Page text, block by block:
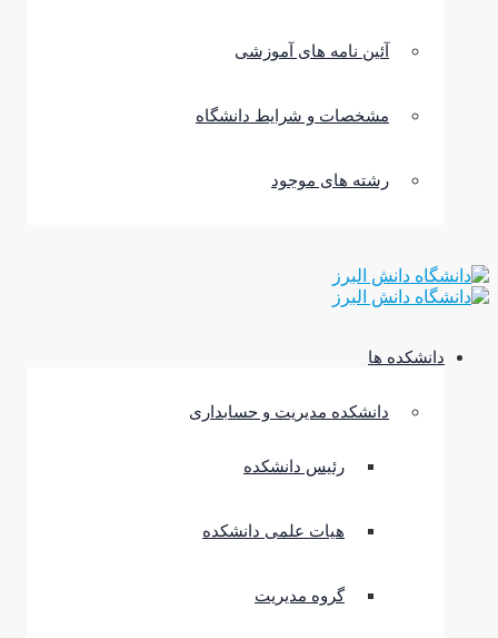
آئین نامه های آموزشی
مشخصات و شرایط دانشگاه
رشته های موجود
دانشکده ها
دانشکده مدیریت و حسابداری
رئیس دانشکده
هیات علمی دانشکده
گروه مدیریت